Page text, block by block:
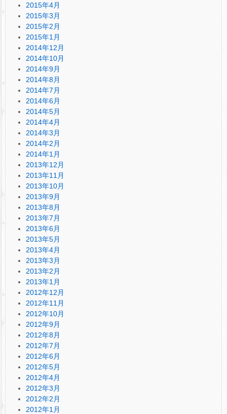
2015年4月
2015年3月
2015年2月
2015年1月
2014年12月
2014年10月
2014年9月
2014年8月
2014年7月
2014年6月
2014年5月
2014年4月
2014年3月
2014年2月
2014年1月
2013年12月
2013年11月
2013年10月
2013年9月
2013年8月
2013年7月
2013年6月
2013年5月
2013年4月
2013年3月
2013年2月
2013年1月
2012年12月
2012年11月
2012年10月
2012年9月
2012年8月
2012年7月
2012年6月
2012年5月
2012年4月
2012年3月
2012年2月
2012年1月